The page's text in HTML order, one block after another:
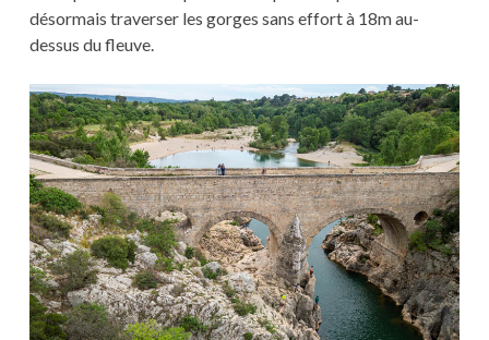
désormais traverser les gorges sans effort à 18m au-
dessus du fleuve.